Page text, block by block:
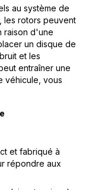
au système de
les rotors peuvent
raison d'une
un disque de
et les
entraîner une
véhicule, vous
et fabriqué à
répondre aux